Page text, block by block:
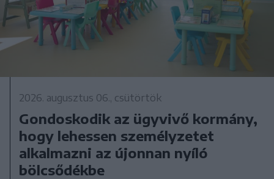
2026. augusztus 06., csütörtök
Gondoskodik az ügyvivő kormány,
hogy lehessen személyzetet
alkalmazni az újonnan nyíló
bölcsődékbe